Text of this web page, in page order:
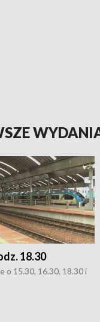
18.30
o 15.30, 16.30, 18.30 i